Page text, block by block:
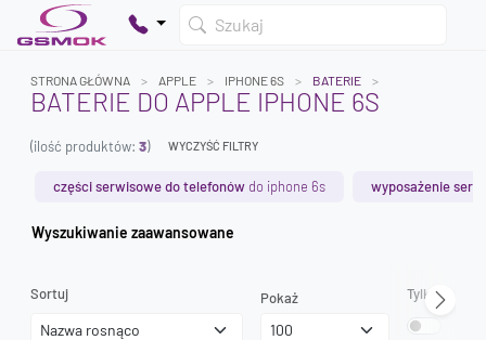
Szukaj
Twój koszyk jest pusty
STRONA GŁÓWNA APPLE IPHONE 6S BATERIE
BATERIE DO APPLE IPHONE 6S
(ilość produktów: 3) WYCZYŚĆ FILTRY
części serwisowe do telefonów do iphone 6s wyposażenie
Wyszukiwanie zaawansowane
Sortuj Pokaż Tylko